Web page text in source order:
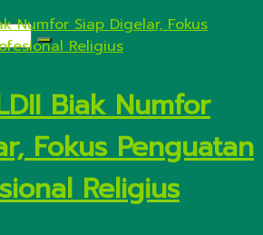
Biak Numfor
Fokus Penguatan
Religius